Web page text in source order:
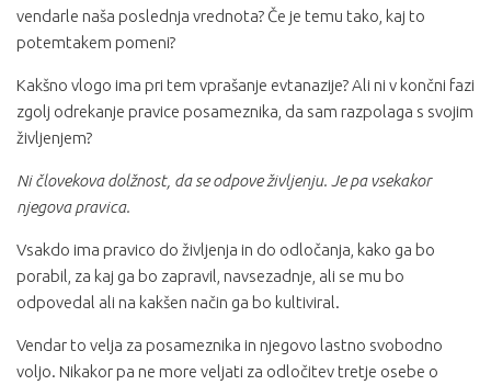
vendarle naša poslednja vrednota? Če je temu tako, kaj to
potemtakem pomeni?
Kakšno vlogo ima pri tem vprašanje evtanazije? Ali ni v končni fazi
zgolj odrekanje pravice posameznika, da sam razpolaga s svojim
življenjem?
Ni človekova dolžnost, da se odpove življenju. Je pa vsekakor
njegova pravica.
Vsakdo ima pravico do življenja in do odločanja, kako ga bo
porabil, za kaj ga bo zapravil, navsezadnje, ali se mu bo
odpovedal ali na kakšen način ga bo kultiviral.
Vendar to velja za posameznika in njegovo lastno svobodno
voljo. Nikakor pa ne more veljati za odločitev tretje osebe o